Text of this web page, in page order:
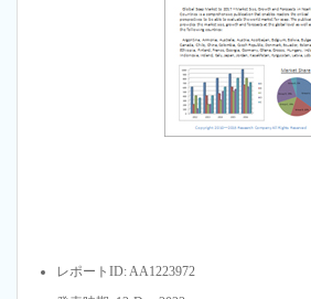
レポートID: AA1223972